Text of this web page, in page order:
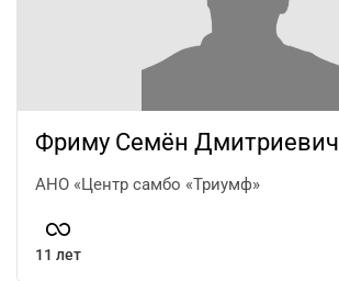
Фриму Семён Дмитриевич
АНО «Центр самбо «Триумф»
11 лет